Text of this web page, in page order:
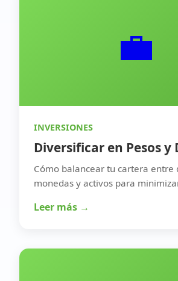
💼
INVERSIONES
Diversificar en Pesos y
Cómo balancear tu cartera entre
monedas y activos para
Leer más →